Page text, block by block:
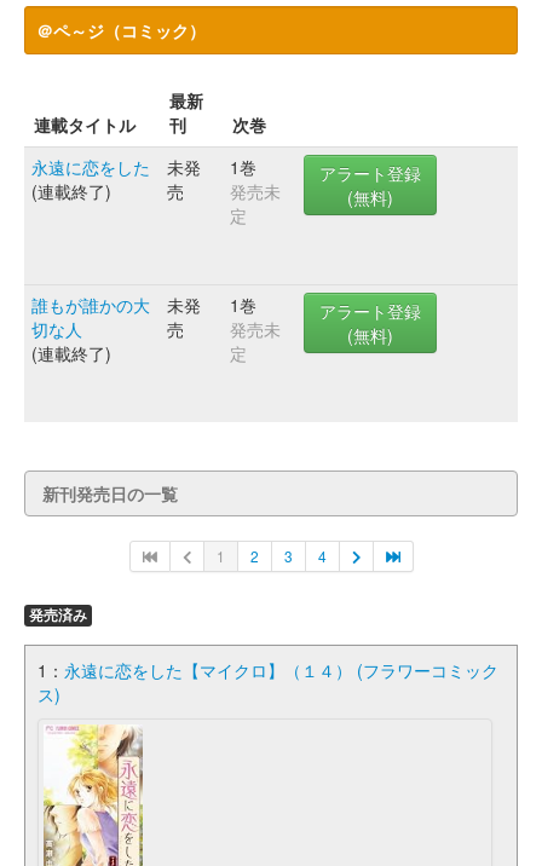
＠ペ～ジ（コミック）
連載タイトル
最新
刊
次巻
永遠に恋をした
(連載終了)
未発
売
1巻
発売未
定
アラート登録
(無料)
誰もが誰かの大
切な人
(連載終了)
未発
売
1巻
発売未
定
アラート登録
(無料)
新刊発売日の一覧
1 2 3 4
発売済み
1： 永遠に恋をした【マイクロ】（１４） (フラワーコミック
ス)